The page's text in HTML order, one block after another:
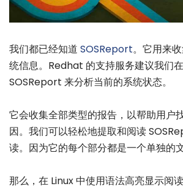
我们都已经知道 SOSReport。它用来
统信息。Redhat 的支持服务建议我们
SOSReport 来分析当前的系统状态。
它会收集全部类型的报告，以帮助用户
因。我们可以轻松地提取和阅读
读。因为它的每个部分都是一个单独的文
那么，在 Linux 中使用语法高亮显示阅